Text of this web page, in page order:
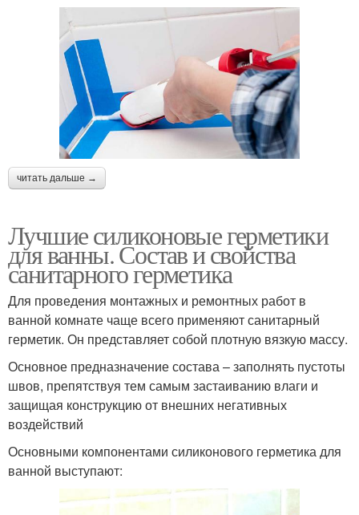
читать дальше →
Лучшие силиконовые герметики
для ванны. Состав и свойства
санитарного герметика
Для проведения монтажных и ремонтных работ в
ванной комнате чаще всего применяют санитарный
герметик. Он представляет собой плотную вязкую массу.
Основное предназначение состава – заполнять пустоты
швов, препятствуя тем самым застаиванию влаги и
защищая конструкцию от внешних негативных
воздействий
Основными компонентами силиконового герметика для
ванной выступают: